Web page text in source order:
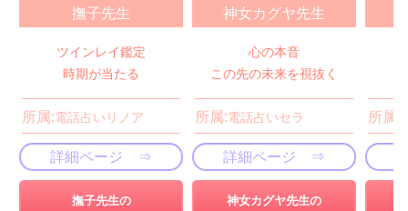
撫子先生
ツインレイ鑑定
時期が当たる
所属:電話占いリノア
詳細ページ ⇒
撫子先生の
神女カグヤ先生
心の本音
この先の未来を視抜く
所属:電話占いセラ
詳細ページ ⇒
神女カグヤ先生の
所属: